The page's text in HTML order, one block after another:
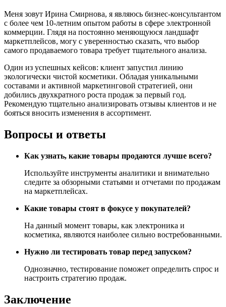
Меня зовут Ирина Смирнова, я являюсь бизнес-консультантом
с более чем 10-летним опытом работы в сфере электронной
коммерции. Глядя на постоянно меняющуюся ландшафт
маркетплейсов, могу с уверенностью сказать, что выбор
самого продаваемого товара требует тщательного анализа.
Один из успешных кейсов: клиент запустил линию
экологически чистой косметики. Обладая уникальными
составами и активной маркетинговой стратегией, они
добились двухкратного роста продаж за первый год.
Рекомендую тщательно анализировать отзывы клиентов и не
бояться вносить изменения в ассортимент.
Вопросы и ответы
Как узнать, какие товары продаются лучше всего?
Используйте инструменты аналитики и внимательно
следите за обзорными статьями и отчетами по продажам
на маркетплейсах.
Какие товары стоят в фокусе у покупателей?
На данный момент товары, как электроника и
косметика, являются наиболее сильно востребованными.
Нужно ли тестировать товар перед запуском?
Однозначно, тестирование поможет определить спрос и
настроить стратегию продаж.
Заключение